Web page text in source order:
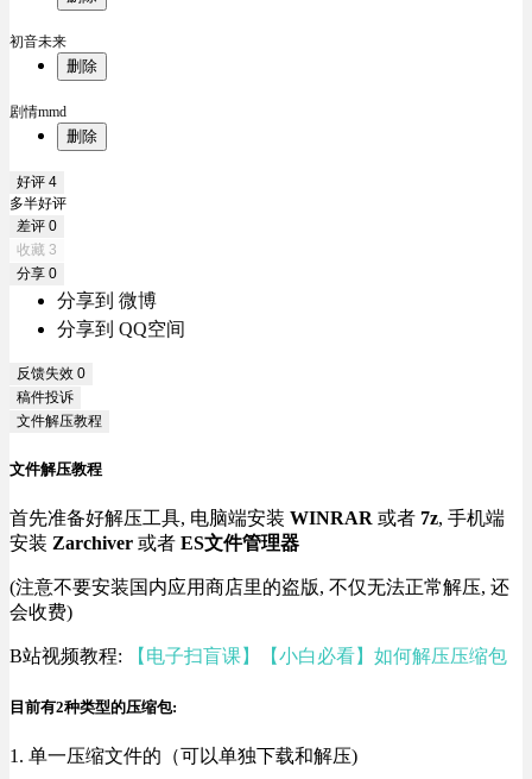
初音未来
删除
剧情mmd
删除
好评 4
多半好评
差评 0
收藏 3
分享 0
分享到 微博
分享到 QQ空间
反馈失效 0
稿件投诉
文件解压教程
文件解压教程
首先准备好解压工具, 电脑端安装 WINRAR 或者 7z, 手机端
安装 Zarchiver 或者 ES文件管理器
(注意不要安装国内应用商店里的盗版, 不仅无法正常解压, 还
会收费)
B站视频教程: 【电子扫盲课】【小白必看】如何解压压缩包
目前有2种类型的压缩包:
1. 单一压缩文件的（可以单独下载和解压)